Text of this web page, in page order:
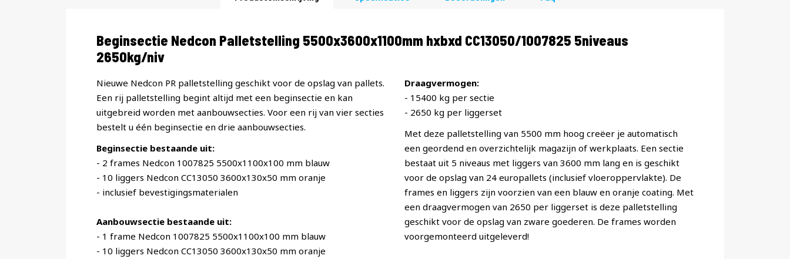
Productomschrijving
Beginsectie Nedcon Palletstelling 5500x3600x1100mm hxbxd CC13050/1007825 5niveaus
2650kg/niv
Nieuwe Nedcon PR palletstelling geschikt voor de opslag van pallets.
Een rij palletstelling begint altijd met een beginsectie en kan
uitgebreid worden met aanbouwsecties. Voor een rij van vier secties
bestelt u één beginsectie en drie aanbouwsecties.
Beginsectie bestaande uit:
- 2 frames Nedcon 1007825 5500x1100x100 mm blauw
- 10 liggers Nedcon CC13050 3600x130x50 mm oranje
- inclusief bevestigingsmaterialen
Aanbouwsectie bestaande uit:
- 1 frame Nedcon 1007825 5500x1100x100 mm blauw
- 10 liggers Nedcon CC13050 3600x130x50 mm oranje
Draagvermogen:
- 15400 kg per sectie
- 2650 kg per liggerset
Met deze palletstelling van 5500 mm hoog creëer je automatisch
een geordend en overzichtelijk magazijn of werkplaats. Een sectie
bestaat uit 5 niveaus met liggers van 3600 mm lang en is geschikt
voor de opslag van 24 europallets (inclusief vloeroppervlakte). De
frames en liggers zijn voorzien van een blauw en oranje coating. Met
een draagvermogen van 2650 per liggerset is deze palletstelling
geschikt voor de opslag van zware goederen. De frames worden
voorgemonteerd uitgeleverd!